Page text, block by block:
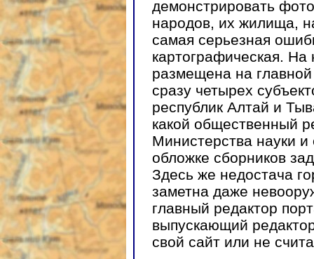
демонстрировать
народов, их жилища,
самая серьезная
картографическая.
размещена на
сразу четырех
республик Алтай и
какой общественный
Министерства науки
обложке сборников
Здесь же недостача
заметна даже
главный редактор
выпускающий
свой сайт или не